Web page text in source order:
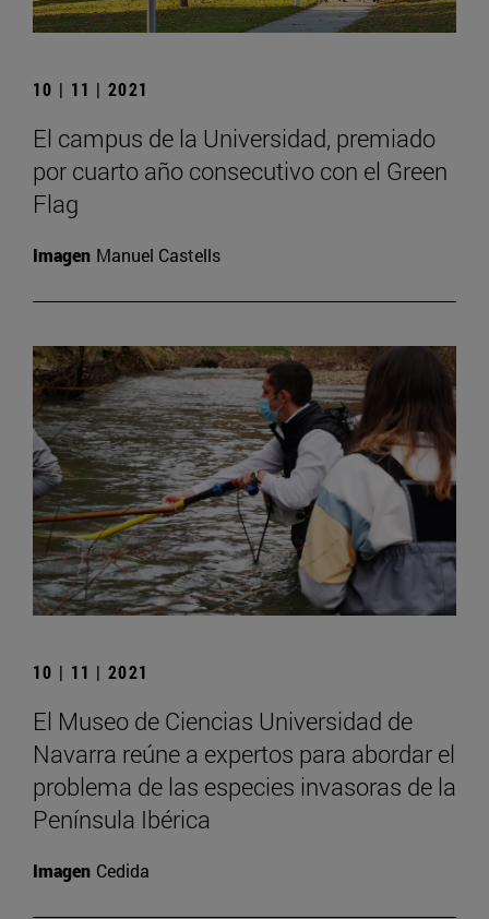
10 | 11 | 2021
El campus de la Universidad, premiado
por cuarto año consecutivo con el Green
Flag
Imagen Manuel Castells
10 | 11 | 2021
El Museo de Ciencias Universidad de
Navarra reúne a expertos para abordar el
problema de las especies invasoras de la
Península Ibérica
Imagen Cedida